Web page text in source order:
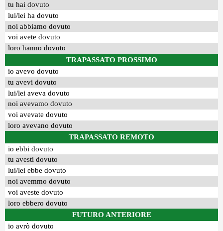
tu hai dovuto
lui/lei ha dovuto
noi abbiamo dovuto
voi avete dovuto
loro hanno dovuto
TRAPASSATO PROSSIMO
io avevo dovuto
tu avevi dovuto
lui/lei aveva dovuto
noi avevamo dovuto
voi avevate dovuto
loro avevano dovuto
TRAPASSATO REMOTO
io ebbi dovuto
tu avesti dovuto
lui/lei ebbe dovuto
noi avemmo dovuto
voi aveste dovuto
loro ebbero dovuto
FUTURO ANTERIORE
io avrò dovuto